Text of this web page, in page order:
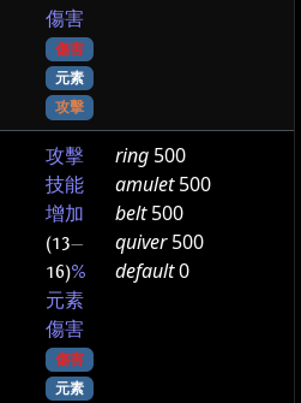
傷害
傷害
元素
攻擊
攻擊
技能
增加
(13—
16)%
元素
傷害
傷害
元素
ring 500
amulet500
belt500
quiver500
default0